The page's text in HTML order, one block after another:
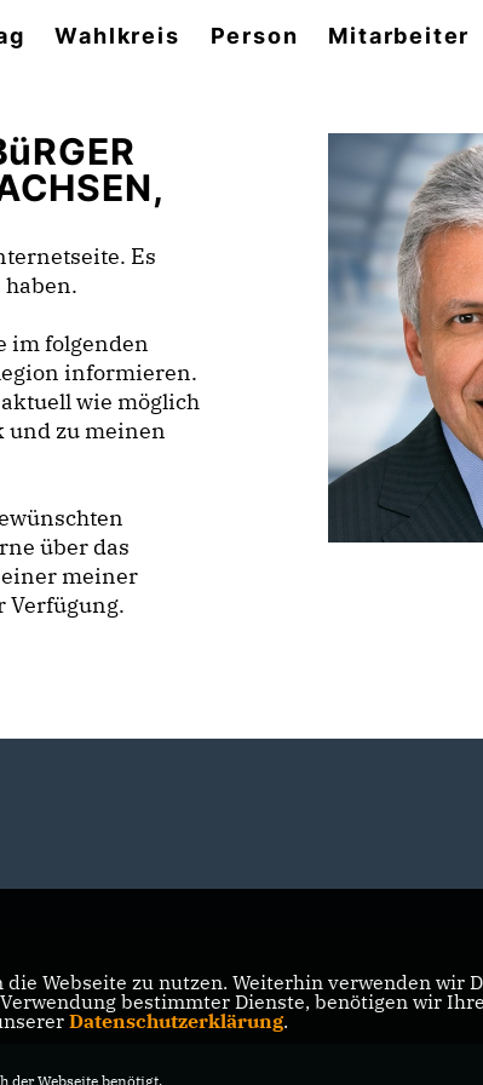
Wahlkreis Person Mitarbeiter
Es
im folgenden
informieren.
wie möglich
zu meinen
über das
meiner
Verfügung.
Webseite zu nutzen. Weiterhin verwenden
bestimmter Dienste, benötigen wir
Datenschutzerklärung.
der Webseite benötigt.